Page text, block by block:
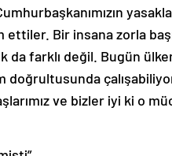
Bir insana zorla
da farklı değil. Bugün
doğrultusunda
ve bizler iyi ki o